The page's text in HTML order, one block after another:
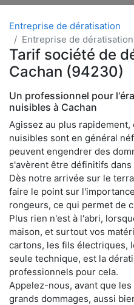
Entreprise de dératisation
Entreprise de dératisation
Tarif société de
Cachan (94230)
Un professionnel pour
nuisibles à Cachan
Agissez au plus
nuisibles sont en général
peuvent engendrer des
s'avèrent être définitifs dans
Dès notre arrivée sur le
faire le point sur
rongeurs, ce qui permet de
Plus rien n'est à l'abri,
maison, et surtout vos
cartons, les fils électriques,
seule technique, est la
professionnels pour cela.
Appelez-nous, avant que
grands dommages, aussi